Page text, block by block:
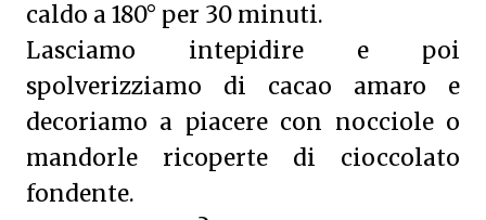
caldo a 180° per 30 minuti.
Lasciamo intepidire e poi
spolverizziamo di cacao amaro e
decoriamo a piacere con nocciole o
mandorle ricoperte di cioccolato
fondente.